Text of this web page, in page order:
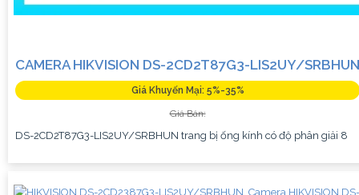
CAMERA HIKVISION DS-2CD2T87G3-LIS2UY/SRBHUN
Giá Khuyến Mại: 5%-35%
Giá Bán:
DS-2CD2T87G3-LIS2UY/SRBHUN trang bị ống kính có độ phân giải 8